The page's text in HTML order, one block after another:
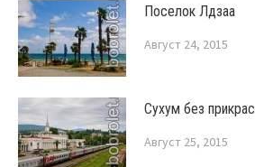
Поселок Лдзаа
Август 24, 2015
Сухум без прикрас
Август 25, 2015